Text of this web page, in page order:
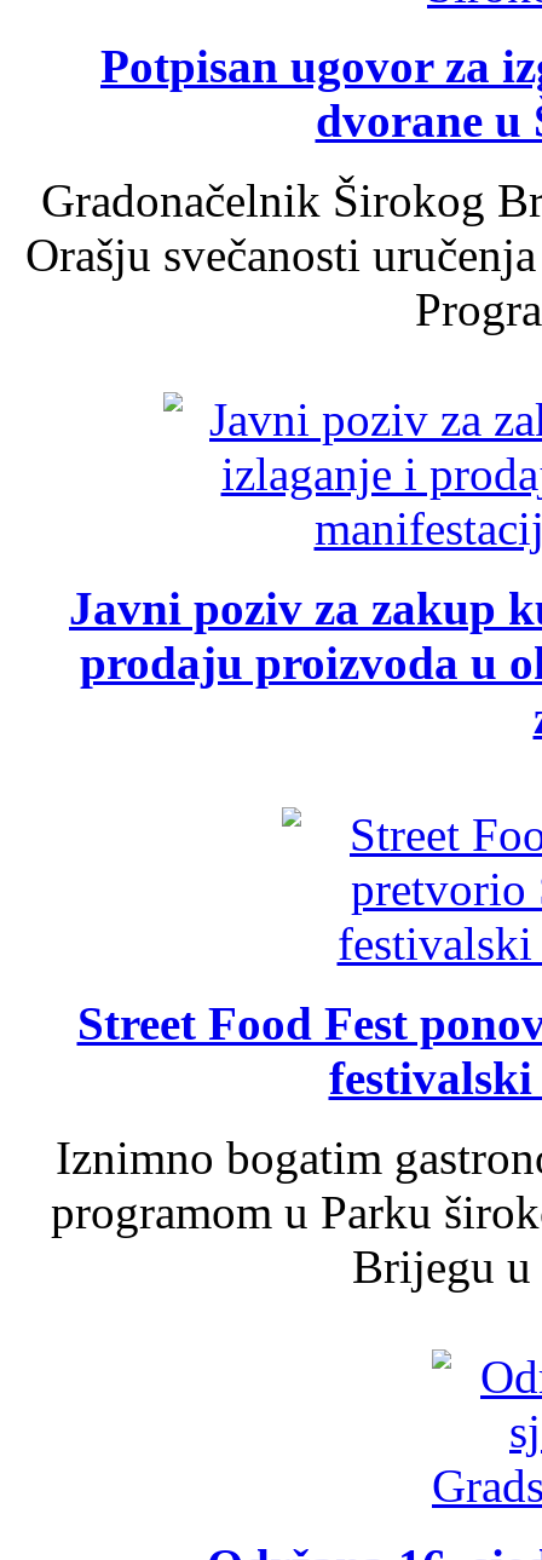
Potpisan ugovor za
dvorane u
Gradonačelnik Širokog
Orašju svečanosti
Javni poziv za zakup
prodaju proizvoda u
Street Food Fest
Iznimno bogatim
programom u Parku
Brijegu u